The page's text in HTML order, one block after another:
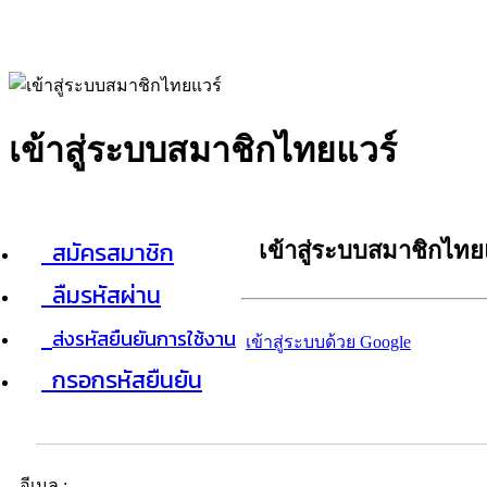
เข้าสู่ระบบสมาชิกไทยแวร์
สมัครสมาชิก
ลืมรหัสผ่าน
ส่งรหัสยืนยันการใช้งาน
กรอกรหัสยืนยัน
เข้าสู่ระบบสมาชิกไท
เข้าสู่ระบบด้วย Google